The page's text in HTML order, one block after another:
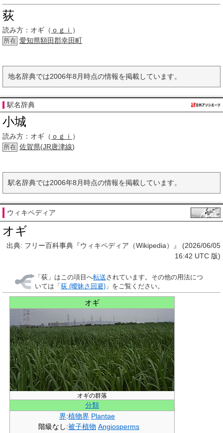
荻
読み方： オギ（ ｏｇｉ ）
所在 愛知県額田郡幸田町
地名辞典では2006年8月時点の情報を掲載しています。
駅名辞典
小城
読み方： オギ（ ｏｇｉ ）
所在 佐賀県(JR唐津線)
駅名辞典では2006年8月時点の情報を掲載しています。
ウィキペディア
オギ
出典: フリー百科事典『ウィキペディア（Wikipedia）』 (2026/06/05
16:42 UTC 版)
「荻 」はこの項目へ転送されています。その他の用法につ
いては「荻 (曖昧さ回避) 」をご覧ください。
オギ
オギの群落
分類
界:植物界 Plantae
階級なし:被子植物 Angiosperms